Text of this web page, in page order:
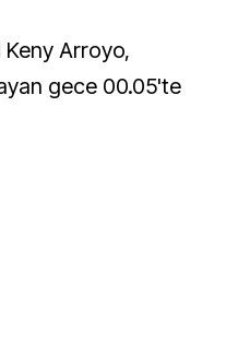
Arroyo,
gece 00.05'te